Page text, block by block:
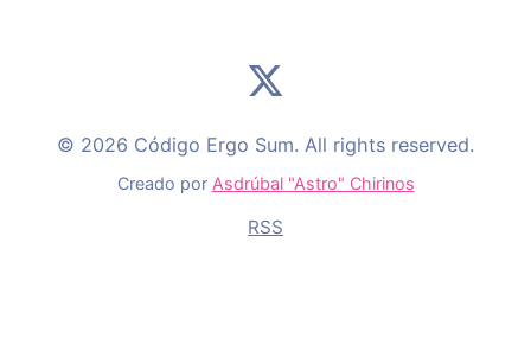
© 2026 Código Ergo Sum. All rights reserved.
Creado por Asdrúbal "Astro" Chirinos
RSS